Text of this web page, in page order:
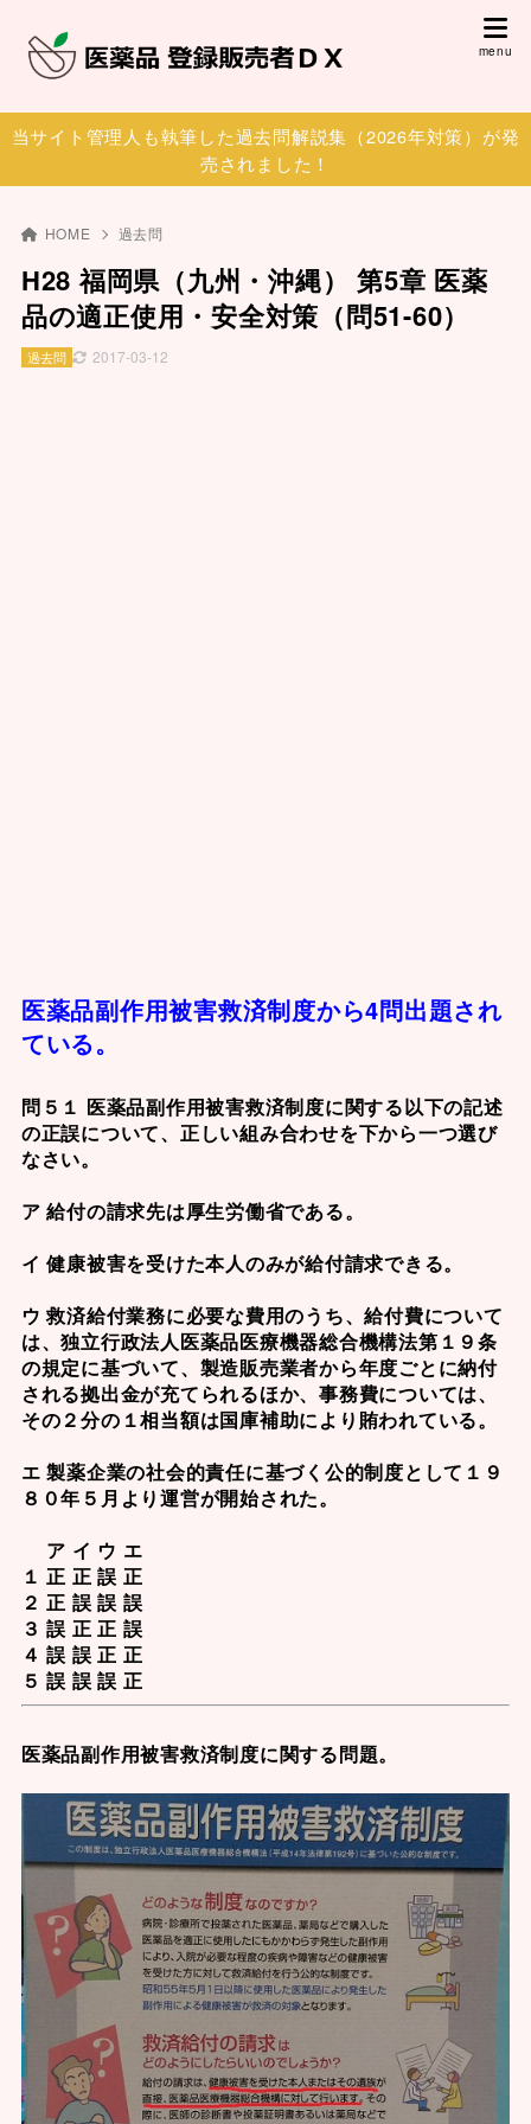
当サイト管理人も執筆した過去問解説集（2026年対策）が発
売されました！
HOME 過去問
H28 福岡県（九州・沖縄） 第5章 医薬
品の適正使用・安全対策（問51-60）
2017-03-12
過去問
医薬品副作用被害救済制度から4問出題され
ている。
問５１ 医薬品副作用被害救済制度に関する以下の記述
の正誤について、正しい組み合わせを下から一つ選び
なさい。
ア 給付の請求先は厚生労働省である。
イ 健康被害を受けた本人のみが給付請求できる。
ウ 救済給付業務に必要な費用のうち、給付費について
は、独立行政法人医薬品医療機器総合機構法第１９条
の規定に基づいて、製造販売業者から年度ごとに納付
される拠出金が充てられるほか、事務費については、
その２分の１相当額は国庫補助により賄われている。
エ 製薬企業の社会的責任に基づく公的制度として１９
８０年５月より運営が開始された。
ア イ ウ エ
１ 正 正 誤 正
２ 正 誤 誤 誤
３ 誤 正 正 誤
４ 誤 誤 正 正
５ 誤 誤 誤 正
医薬品副作用被害救済制度に関する問題。